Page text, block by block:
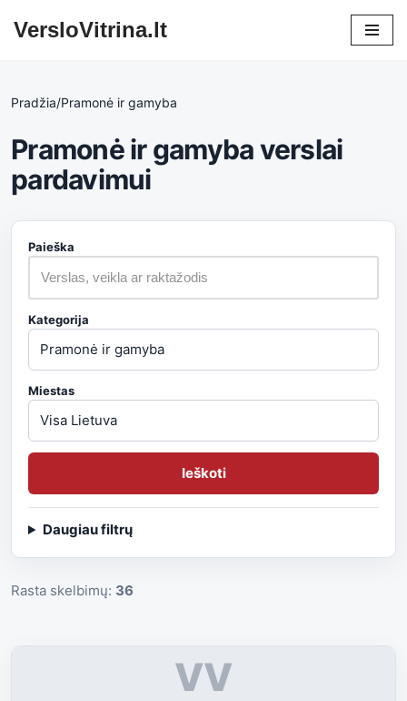
VersloVitrina.lt
Pradžia/Pramonė ir gamyba
Pramonė ir gamyba verslai
pardavimui
Paieška
Kategorija
Miestas
Ieškoti
Daugiau filtrų
Rasta skelbimų: 36
VV